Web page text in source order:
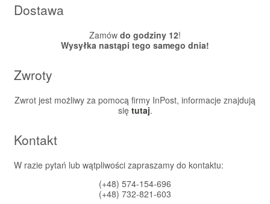
Dostawa
Zamów do godziny 12!
Wysyłka nastąpi tego samego dnia!
Zwroty
Zwrot jest możliwy za pomocą firmy InPost, informacje znajdują
się tutaj.
Kontakt
W razie pytań lub wątpliwości zapraszamy do kontaktu:
(+48) 574-154-696
(+48) 732-821-603